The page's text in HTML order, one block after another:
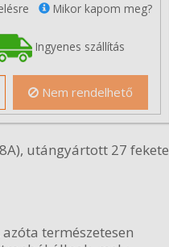
Mikor kapom meg?
Ingyenes szállítás
Nem rendelhető
utángyártott 27 fekete
természetesen